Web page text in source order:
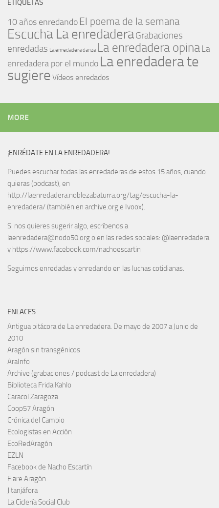
ETIQUETAS
10 años enredando El poema de la semana
Escucha La enredaderaGrabaciones
enredadas La enredadera danza La enredadera opinaLa
enredadera por el mundo La enredadera te
sugiere Vídeos enredados
MORE
¡ENRÉDATE EN LA ENREDADERA!
Puedes escuchar todas las enredaderas de estos 15 años, cuando
quieras (podcast), en
http://laenredadera.noblezabaturra.org/tag/escucha-la-
enredadera/ (también en archive.org e Ivoox).
Si nos quieres sugerir algo, escríbenos a
laenredadera@nodo50.org o en las redes sociales: @laenredadera
y https://www.facebook.com/nachoescartin
Seguimos enredadas y enredando en las luchas cotidianas.
ENLACES
Antigua bitácora de La enredadera. De mayo de 2007 a Junio de
2010
Aragón sin transgénicos
AraInfo
Archive (grabaciones / podcast de La enredadera)
Biblioteca Frida Kahlo
Caracol Zaragoza
Coop57 Aragón
Crónica del Cambio
Ecologistas en Acción
EcoRedAragón
EZLN
Facebook de Nacho Escartín
Fiare Aragón
Jitanjáfora
La Ciclería Social Club